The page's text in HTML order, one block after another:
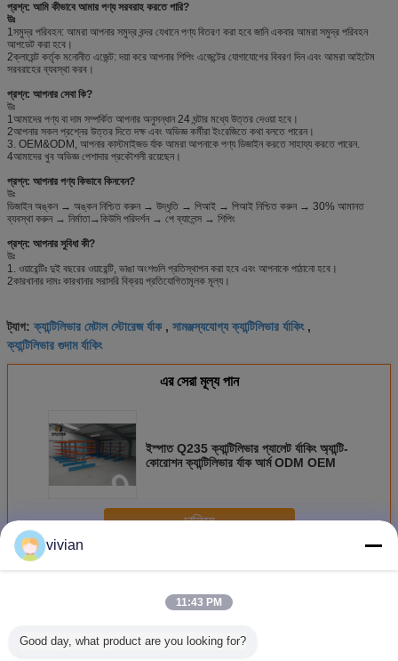
প্রশ্ন: আমি কীভাবে আমার পণ্য সরবরাহ করতে পারি?
উঃ
1সমুদ্র পরিবহন: আমরা আপনার সমুদ্র বন্দর যেখানে পণ্য বিতরণ করা হবে জানি একবার আমরা সমুদ্র পরিবহন
আপডেট করা হবে।
2ক্লায়েন্ট কর্তৃক মনোনীত এজেন্ট: দয়া করে আপনার শিপিং এজেন্টের যোগাযোগের বিবরণ দিন এবং আমরা আইটেম
সরবরাহের ব্যবস্থা করব।
প্রশ্ন: আপনার সেবা কি?
উঃ
1আমাদের পণ্য বা দাম সম্পর্কিত আপনার অনুসন্ধান 24 ঘন্টার মধ্যে উত্তর দেওয়া হবে।
2আপনার সকল প্রশ্নের উত্তর দিতে দক্ষ এবং অভিজ্ঞ কর্মীরা ইংরেজিতে কথা বলতে পারেন।
3. OEM&ODM, আপনার কাস্টমাইজড র্যাক আমরা আপনাকে পণ্য ডিজাইন করতে সাহায্য করতে পারেন.
4আমাদের খুব অভিজ্ঞ পেশাদার প্রকৌশলী রয়েছেন।
প্রশ্ন: আপনার পণ্য কিভাবে কিনবেন?
উঃ
ডিজাইন অঙ্কন → অঙ্কন নিশ্চিত করুন → উদ্ধৃতি → পিআই → পিআই নিশ্চিত করুন → 30% আমানত
ব্যবস্থা করুন → নির্মাতা→কিউসি পরিদর্শন → পে ব্যালেন্স → শিপিং
প্রশ্ন: আপনার সুবিধা কী?
উঃ
1. ওয়ারেন্টিঃ দুই বছরের ওয়ারেন্টি, ভাঙা অংশগুলি প্রতিস্থাপন করা হবে এবং আপনাকে পাঠানো হবে।
2কারখানার দামঃ কারখানার সরাসরি বিক্রয় প্রতিযোগিতামূলক মূল্য।
ট্যাগ:ক্যান্টিলিভার মেটাল স্টোরেজ র্যাক, সামঞ্জস্যযোগ্য ক্যান্টিলিভার র্যাকিং,
ক্যান্টিলিভার গুদাম র্যাকিং
এর সেরা মূল্য পান
ইস্পাত Q235 ক্যান্টিলিভার প্যালেট র্যাকিং অ্যান্টি-
কোরোশন ক্যান্টিলিভার র্যাক আর্ম ODM OEM
চালিয়ে
অধিকক্যান্টিলিভার প্যালেট র্যাকিং
vivian
11:43 PM
Good day, what product are you looking for?